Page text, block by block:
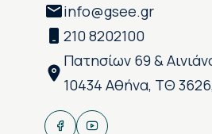
info@gsee.gr
210 8202100
Πατησίων 69 &
10434 Αθήνα, ΤΘ